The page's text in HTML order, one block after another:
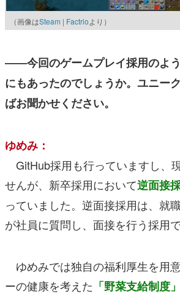
（画像はSteam | Factrioより）
――今回のゲームプレイ採用のよ
にもあったのでしょうか。ユニー
ばお聞かせください。
ゆめみ：
GitHub採用も行っていますし、
せんが、新卒採用において逆面接
っていました。逆面接採用は、就
が社員に質問し、面接を行う採用で
ゆめみでは独自の福利厚生を用
ーの健康を考えた 「野菜支給制度」